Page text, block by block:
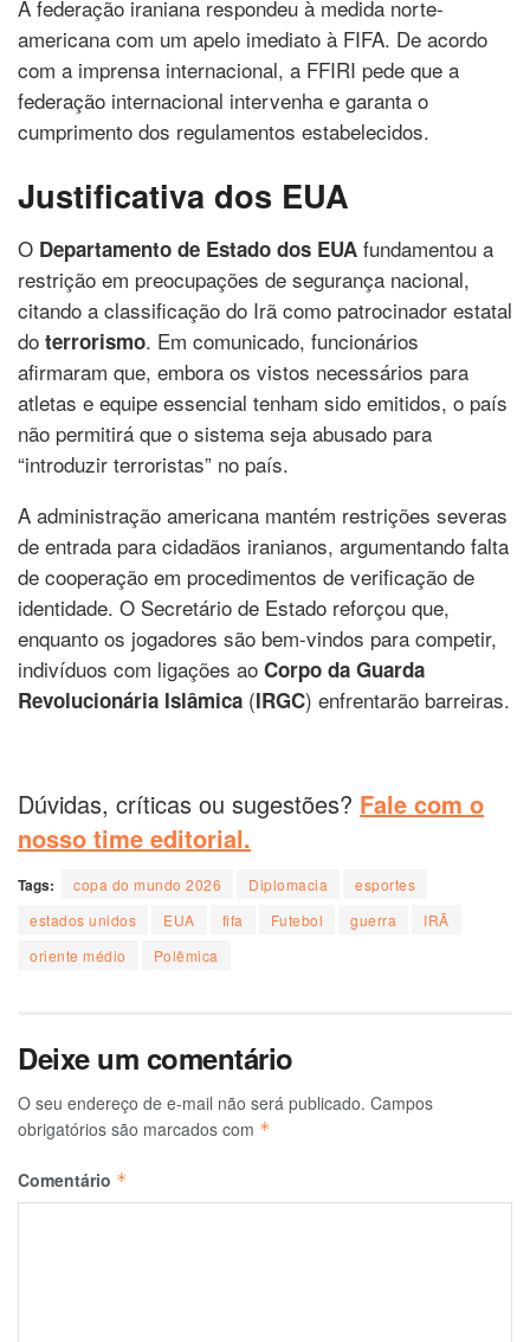
A federação iraniana respondeu à medida norte-
americana com um apelo imediato à FIFA. De acordo
com a imprensa internacional, a FFIRI pede que a
federação internacional intervenha e garanta o
cumprimento dos regulamentos estabelecidos.
Justificativa dos EUA
O Departamento de Estado dos EUA fundamentou a
restrição em preocupações de segurança nacional,
citando a classificação do Irã como patrocinador estatal
do terrorismo. Em comunicado, funcionários
afirmaram que, embora os vistos necessários para
atletas e equipe essencial tenham sido emitidos, o país
não permitirá que o sistema seja abusado para
“introduzir terroristas” no país.
A administração americana mantém restrições severas
de entrada para cidadãos iranianos, argumentando falta
de cooperação em procedimentos de verificação de
identidade. O Secretário de Estado reforçou que,
enquanto os jogadores são bem-vindos para competir,
indivíduos com ligações ao Corpo da Guarda
Revolucionária Islâmica (IRGC) enfrentarão barreiras.
Dúvidas, críticas ou sugestões? Fale com o
nosso time editorial.
Tags: copa do mundo 2026 Diplomacia
esportes
estados unidos
EUA fifa Futebol guerra
IRÃ
oriente médio
Polêmica
Deixe um comentário
O seu endereço de e-mail não será publicado. Campos
obrigatórios são marcados com *
Comentário *